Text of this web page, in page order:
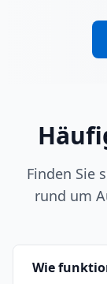
Finden Sie
rund um
Wie